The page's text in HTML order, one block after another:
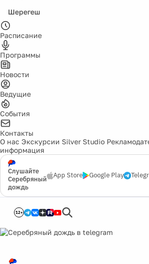
Шерегеш
Расписание
Программы
Новости
Ведущие
События
Контакты
О нас Экскурсии Silver Studio
информация
Слушайте
Серебряный
дождь
App Store Google Play
12+